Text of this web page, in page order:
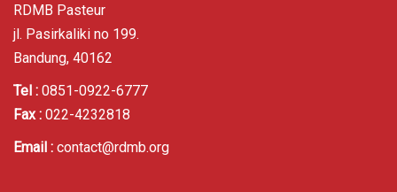
RDMB Pasteur
jl. Pasirkaliki no 199.
Bandung, 40162
Tel : 0851-0922-6777
Fax : 022-4232818
Email : contact@rdmb.org